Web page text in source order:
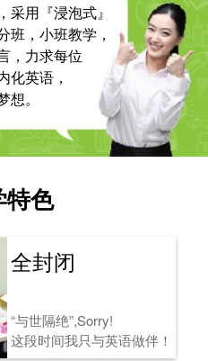
用『浸泡式』
班，小班教学，
，力求每位
化英语，
。
特色
全封闭
“与世隔绝”,Sorry!
这段时间我只与英语做伴！